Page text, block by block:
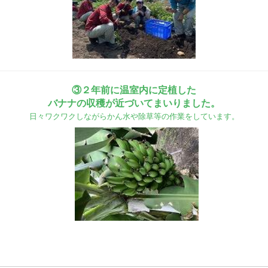
③２年前に温室内に定植した
バナナの収穫が近づいてまいりました。
日々ワクワクしながらかん水や除草等の作業をしています。